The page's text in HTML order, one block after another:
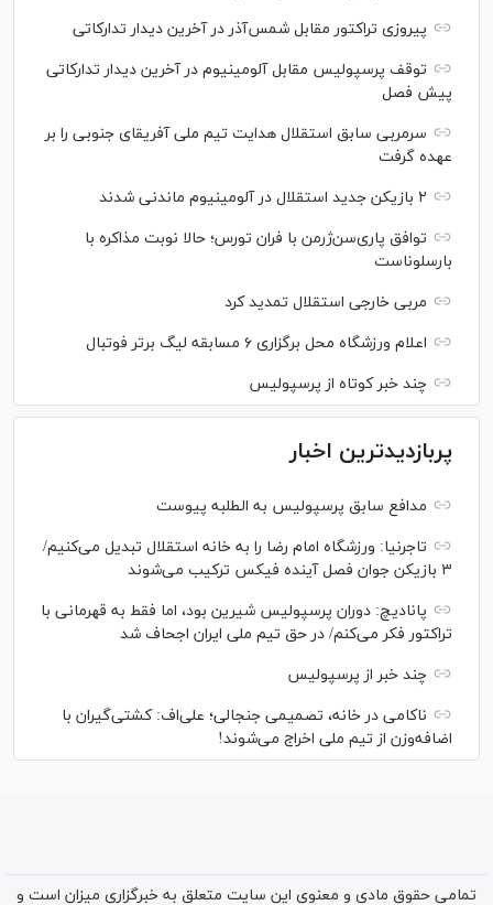
پیروزی تراکتور مقابل شمس‌آذر در آخرین دیدار تدارکاتی
توقف پرسپولیس مقابل آلومینیوم در آخرین دیدار تدارکاتی
پیش فصل
سرمربی سابق استقلال هدایت تیم ملی آفریقای جنوبی را بر
عهده گرفت
۲ بازیکن جدید استقلال در آلومینیوم ماندنی شدند
توافق پاری‌سن‌ژرمن با فران تورس؛ حالا نوبت مذاکره با
بارسلوناست
مربی خارجی استقلال تمدید کرد
اعلام ورزشگاه محل برگزاری ۶ مسابقه لیگ برتر فوتبال
چند خبر کوتاه از پرسپولیس
پربازدیدترین اخبار
مدافع سابق پرسپولیس به الطلبه پیوست
تاجرنیا: ورزشگاه امام رضا را به خانه استقلال تبدیل می‌کنیم/
۳ بازیکن جوان فصل آینده فیکس ترکیب می‌شوند
پانادیچ: دوران پرسپولیس شیرین بود، اما فقط به قهرمانی با
تراکتور فکر می‌کنم/ در حق تیم ملی ایران اجحاف شد
چند خبر از پرسپولیس
ناکامی در خانه، تصمیمی جنجالی؛ علی‌اف: کشتی‌گیران با
اضافه‌وزن از تیم ملی اخراج می‌شوند!
تمامی حقوق مادی و معنوی این سایت متعلق به خبرگزاری میزان است و